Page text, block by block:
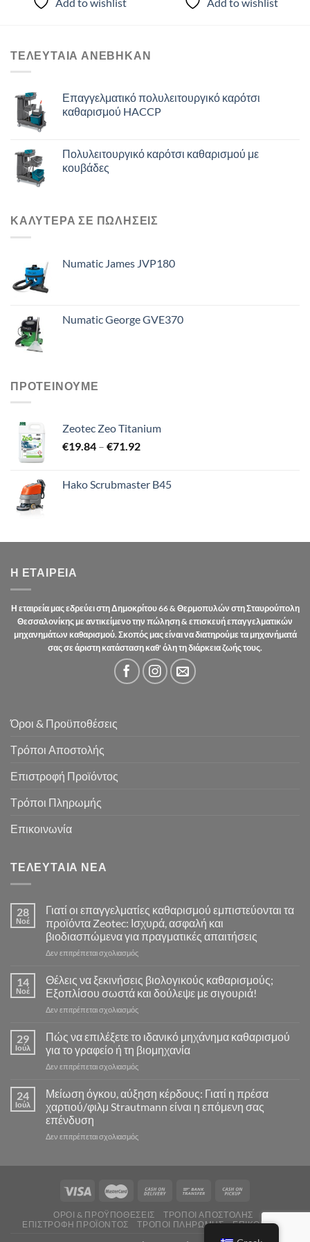
€17.36.
€434.00.
ΤΕΛΕΥΤΑΙΑ ΑΝΈΒΗΚΑΝ
Επαγγελματικό πολυλειτουργικό καρότσι
καθαρισμού HACCP
Πολυλειτουργικό καρότσι καθαρισμού με
κουβάδες
ΚΑΛΥΤΕΡΑ ΣΕ ΠΩΛΗΣΕΙΣ
Numatic James JVP180
Numatic George GVE370
ΠΡΟΤΕΙΝΟΥΜΕ
Zeotec Zeo Titanium
€19.84 – €71.92Price
through
Hako Scrubmaster B45
Η ΕΤΑΙΡΕΊΑ
Η εταιρεία μας εδρεύει στη Δημοκρίτου 66 & Θερμοπυλών στη Σταυρούπολη
Θεσσαλονίκης με αντικείμενο την πώληση & επισκευή επαγγελματικών
μηχανημάτων καθαρισμού. Σκοπός μας είναι να διατηρούμε τα μηχανήματά
σας σε άριστη κατάσταση καθ' όλη τη διάρκεια ζωής τους.
Όροι & Προϋποθέσεις
Τρόποι Αποστολής
Επιστροφή Προϊόντος
Τρόποι Πληρωμής
Επικοινωνία
ΤΕΛΕΥΤΑΊΑ ΝΈΑ
28
Νοέ
Γιατί οι επαγγελματίες καθαρισμού εμπιστεύονται τα
προϊόντα Zeotec: Ισχυρά, ασφαλή και
βιοδιασπώμενα για πραγματικές απαιτήσεις
Δεν επιτρέπεται σχολιασμόςστο
επαγγελματίες
καθαρισμού
εμπιστεύονται
προϊόντα
Zeotec:
Ισχυρά,
ασφαλή
βιοδιασπώμενα
για
14
Νοέ
Θέλεις να ξεκινήσεις βιολογικούς καθαρισμούς;
Εξοπλίσου σωστά και δούλεψε με σιγουριά!
Δεν επιτρέπεται σχολιασμόςστο
ξεκινήσεις
βιολογικούς
καθαρισμούς;
σωστά
και
σιγουριά!
29
Ιούλ
Πώς να επιλέξετε το ιδανικό μηχάνημα καθαρισμού
για το γραφείο ή τη βιομηχανία
Δεν επιτρέπεται σχολιασμόςστο
επιλέξετε
το
μηχάνημα
βιομηχανία
24
Ιούλ
Μείωση όγκου, αύξηση κέρδους: Γιατί η πρέσα
χαρτιού/φιλμ Strautmann είναι η επόμενη σας
επένδυση
Δεν επιτρέπεται σχολιασμόςστο
Γιατί
πρέσα
χαρτιού/
ΌΡΟΙ & ΠΡΟΫΠΟΘΈΣΕΙΣ
ΤΡΌΠΟΙ ΑΠΟΣΤΟΛΉΣ
ΕΠΙΣΤΡΟΦΉ ΠΡΟΪΌΝΤΟΣ
ΤΡΌΠΟΙ ΠΛΗΡΩΜΉΣ ΕΠΙΚΟΙΝΩΝΊΑ